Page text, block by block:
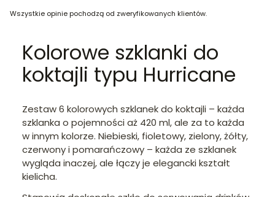
Wszystkie opinie pochodzą od zweryfikowanych klientów.
Kolorowe szklanki do
koktajli typu Hurricane
Zestaw 6 kolorowych szklanek do koktajli – każda
szklanka o pojemności aż 420 ml, ale za to każda
w innym kolorze. Niebieski, fioletowy, zielony, żółty,
czerwony i pomarańczowy – każda ze szklanek
wygląda inaczej, ale łączy je elegancki kształt
kielicha.